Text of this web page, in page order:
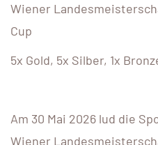
Wiener
Cup
5x Gold, 5x Silber, 1x
Am 30 Mai 2026 lud die
Wiener